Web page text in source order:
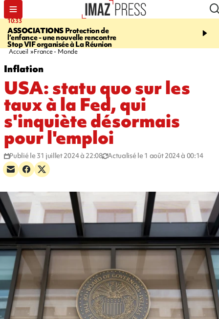
10:33
ASSOCIATIONSProtection de
l’enfance - une nouvelle rencontre
Stop VIF organisée à La Réunion
15:03
Vaste feu
l'ouest du pays, 20.000
Accueil France - Monde
Inflation
USA: statu quo sur les
taux à la Fed, qui
s'inquiète désormais
pour l'emploi
Publié le 31 juillet 2024 à 22:08 Actualisé le 1 août 2024 à 00:14